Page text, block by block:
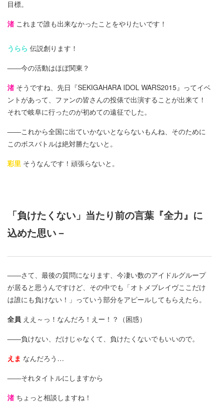
目標。
渚これまで誰も出来なかったことをやりたいです！
うらら 伝説創ります！
――今の活動はほぼ関東？
渚そうですね、先日『SEKIGAHARA IDOL WARS2015』ってイベ
ントがあって、ファンの皆さんの投俵で出演することが出来て！
それで岐阜に行ったのが初めての遠征でした。
――これから全国に出ていかないとならないもんね、そのために
このボスバトルは絶対勝たないと。
彩里 そうなんです！頑張らないと。
「負けたくない」当たり前の言葉『全力』に
込めた思い－
――さて、最後の質問になります、今凄い数のアイドルグループ
が居ると思うんですけど、その中でも「オトメブレイヴここだけ
は誰にも負けない！」っていう部分をアピールしてもらえたら。
全員 ええ～っ！なんだろ！えー！？（困惑）
――負けない、だけじゃなくて、負けたくないでもいいので。
えま なんだろう…
――それタイトルにしますから
渚ちょっと相談しますね！